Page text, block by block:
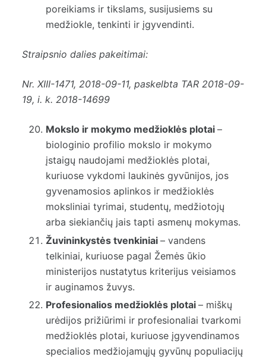
poreikiams ir tikslams, susijusiems su
medžiokle, tenkinti ir įgyvendinti.
Straipsnio dalies pakeitimai:
Nr. XIII-1471, 2018-09-11, paskelbta TAR 2018-09-
19, i. k. 2018-14699
Mokslo ir mokymo medžioklės plotai –
biologinio profilio mokslo ir mokymo
įstaigų naudojami medžioklės plotai,
kuriuose vykdomi laukinės gyvūnijos, jos
gyvenamosios aplinkos ir medžioklės
moksliniai tyrimai, studentų, medžiotojų
arba siekiančių jais tapti asmenų mokymas.
Žuvininkystės tvenkiniai – vandens
telkiniai, kuriuose pagal Žemės ūkio
ministerijos nustatytus kriterijus veisiamos
ir auginamos žuvys.
Profesionalios medžioklės plotai – miškų
urėdijos prižiūrimi ir profesionaliai tvarkomi
medžioklės plotai, kuriuose įgyvendinamos
specialios medžiojamųjų gyvūnų populiacijų